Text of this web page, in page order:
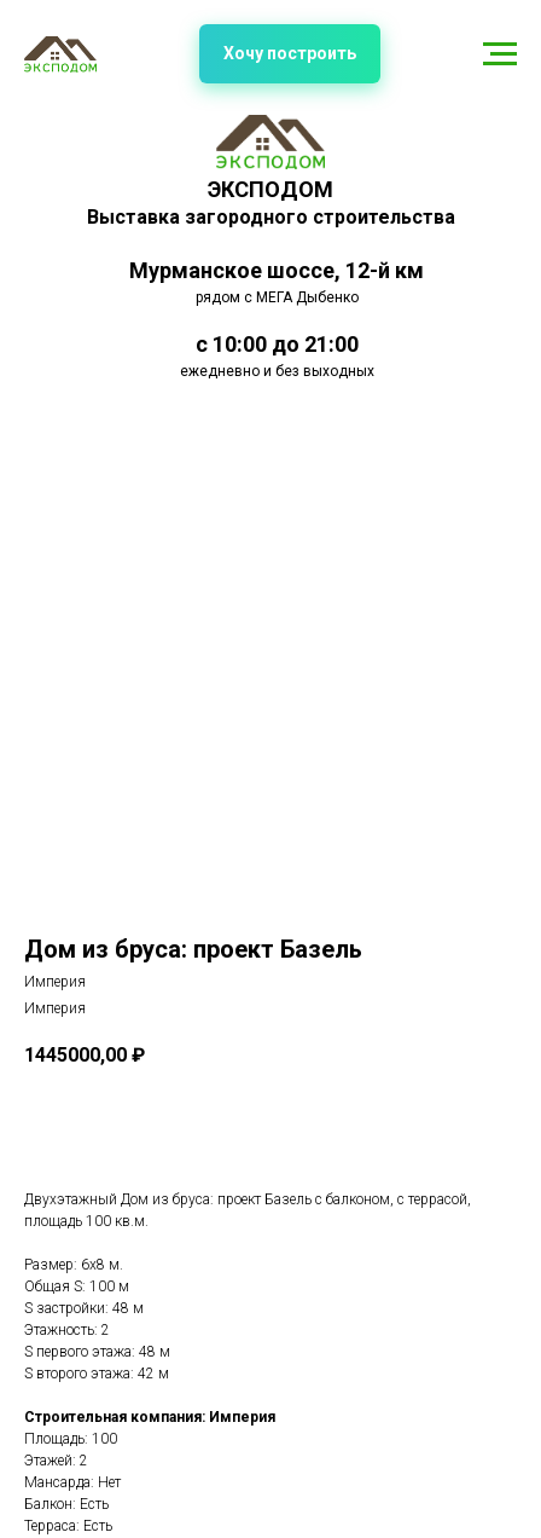
ЭКСПОДОМ
Выставка загородного строительства
Мурманское шоссе, 12-й км
рядом с МЕГА Дыбенко
с 10:00 до 21:00
ежедневно и без выходных
Хочу построить
Дом из бруса: проект Базель
Империя
Империя
1445000,00 ₽
Двухэтажный Дом из бруса: проект Базель с балконом, с террасой,
площадь 100 кв.м.
Размер: 6х8 м.
Общая S: 100 м
S застройки: 48 м
Этажность: 2
S первого этажа: 48 м
S второго этажа: 42 м
Строительная компания: Империя
Площадь: 100
Этажей: 2
Мансарда: Нет
Балкон: Есть
Терраса: Есть